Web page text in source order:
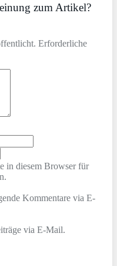
zum Artikel?
Erforderliche
in diesem Browser für
Kommentare via E-
via E-Mail.